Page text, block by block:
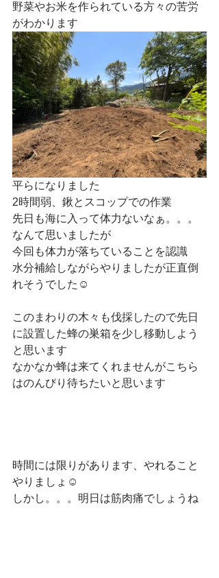
野菜やお米を作られている方々の苦労
がわかります
平らになりました
2時間弱、鍬とスコップでの作業
先日も海に入って体力ないなぁ。。。
なんて思いましたが
今回も体力が落ちていることを認識
水分補給しながらやりましたが正直倒
れそうでした☺
このまわりの木々も伐採したので先日
に設置した蜂の巣箱を少し移動しよう
と思います
なかなか蜂は来てくれませんがこちら
はのんびり待ちたいと思います
時間には限りがあります、やれること
やりましょ☺
しかし。。。明日は筋肉痛でしょうね